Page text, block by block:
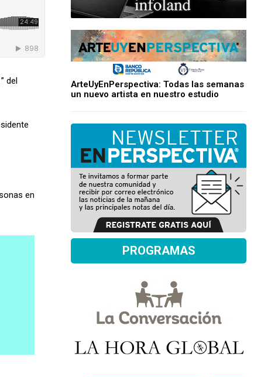
del
en
ArteUyEnPerspectiva: Todas las semanas
un nuevo artista en nuestro estudio
PROGRAMAS